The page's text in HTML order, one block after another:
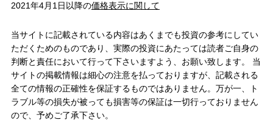
2021年4月1日以降の価格表示に関して
当サイトに記載されている内容はあくまでも投資の参考にしてい
ただくためのものであり、実際の投資にあたっては読者ご自身の
判断と責任において行って下さいますよう、お願い致します。 当
サイトの掲載情報は細心の注意を払っておりますが、記載される
全ての情報の正確性を保証するものではありません。万が一、ト
ラブル等の損失が被っても損害等の保証は一切行っておりません
ので、予めご了承下さい。